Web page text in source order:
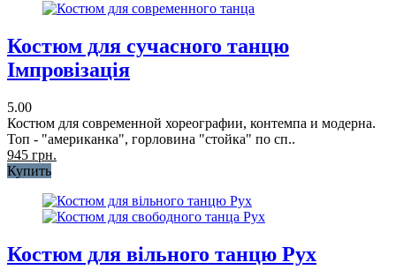
Костюм для сучасного танцю
Імпровізація
5.00
Костюм для современной хореографии, контемпа и модерна.
Топ - "американка", горловина "стойка" по сп..
945 грн.
Купить
Костюм для вільного танцю Рух